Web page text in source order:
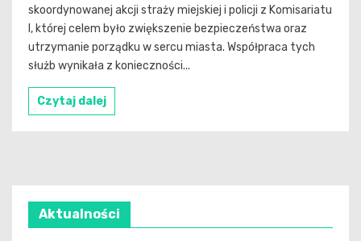
skoordynowanej akcji straży miejskiej i policji z Komisariatu
I, której celem było zwiększenie bezpieczeństwa oraz
utrzymanie porządku w sercu miasta. Współpraca tych
służb wynikała z konieczności...
Czytaj dalej
Aktualności